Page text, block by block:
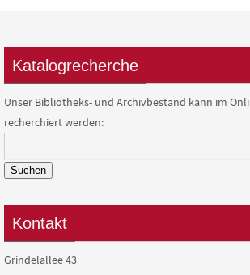
Katalogrecherche
Unser Bibliotheks- und Archivbestand kann im
recherchiert werden:
Suchen
Kontakt
Grindelallee 43